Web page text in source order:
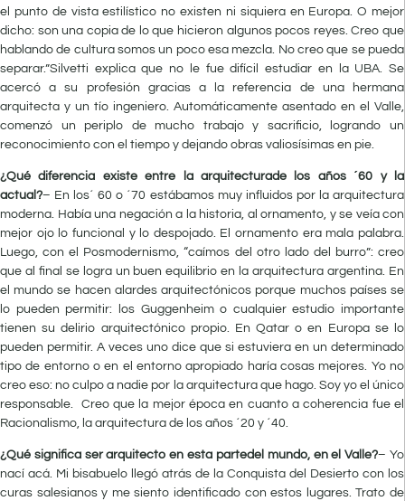
el punto de vista estilístico no existen ni siquiera en Europa. O mejor
dicho: son una copia de lo que hicieron algunos pocos reyes. Creo que
hablando de cultura somos un poco esa mezcla. No creo que se pueda
separar.”Silvetti explica que no le fue difícil estudiar en la UBA. Se
acercó a su profesión gracias a la referencia de una hermana
arquitecta y un tío ingeniero. Automáticamente asentado en el Valle,
comenzó un periplo de mucho trabajo y sacrificio, logrando un
reconocimiento con el tiempo y dejando obras valiosísimas en pie.
¿Qué diferencia existe entre la arquitecturade los años ´60 y la
actual?– En los´ 60 o ´70 estábamos muy influidos por la arquitectura
moderna. Había una negación a la historia, al ornamento, y se veía con
mejor ojo lo funcional y lo despojado. El ornamento era mala palabra.
Luego, con el Posmodernismo, “caímos del otro lado del burro”: creo
que al final se logra un buen equilibrio en la arquitectura argentina. En
el mundo se hacen alardes arquitectónicos porque muchos países se
lo pueden permitir: los Guggenheim o cualquier estudio importante
tienen su delirio arquitectónico propio. En Qatar o en Europa se lo
pueden permitir. A veces uno dice que si estuviera en un determinado
tipo de entorno o en el entorno apropiado haría cosas mejores. Yo no
creo eso: no culpo a nadie por la arquitectura que hago. Soy yo el único
responsable. Creo que la mejor época en cuanto a coherencia fue el
Racionalismo, la arquitectura de los años ´20 y ´40.
¿Qué significa ser arquitecto en esta partedel mundo, en el Valle?– Yo
nací acá. Mi bisabuelo llegó atrás de la Conquista del Desierto con los
curas salesianos y me siento identificado con estos lugares. Trato de